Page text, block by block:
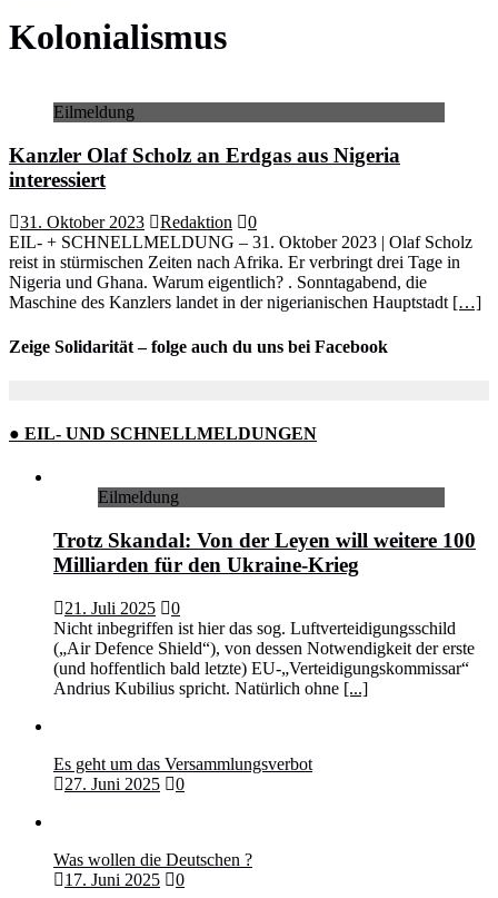
Kolonialismus
Eilmeldung
Kanzler Olaf Scholz an Erdgas aus Nigeria
interessiert
31. Oktober 2023 Redaktion
0
EIL- + SCHNELLMELDUNG – 31. Oktober 2023 | Olaf Scholz
reist in stürmischen Zeiten nach Afrika. Er verbringt drei Tage in
Nigeria und Ghana. Warum eigentlich? . Sonntagabend, die
Maschine des Kanzlers landet in der nigerianischen Hauptstadt […]
Zeige Solidarität – folge auch du uns bei Facebook
● EIL- UND SCHNELLMELDUNGEN
Eilmeldung
Trotz Skandal: Von der Leyen will weitere 100
Milliarden für den Ukraine-Krieg
21. Juli 2025
0
Nicht inbegriffen ist hier das sog. Luftverteidigungsschild
(„Air Defence Shield“), von dessen Notwendigkeit der erste
(und hoffentlich bald letzte) EU-„Verteidigungskommissar“
Andrius Kubilius spricht. Natürlich ohne [...]
Es geht um das Versammlungsverbot
27. Juni 2025
0
Was wollen die Deutschen ?
17. Juni 2025
0